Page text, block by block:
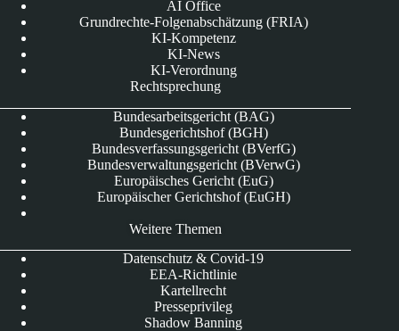
AI Office
Grundrechte-Folgenabschätzung (FRIA)
KI-Kompetenz
KI-News
KI-Verordnung
Rechtsprechung
Bundesarbeitsgericht (BAG)
Bundesgerichtshof (BGH)
Bundesverfassungsgericht (BVerfG)
Bundesverwaltungsgericht (BVerwG)
Europäisches Gericht (EuG)
Europäischer Gerichtshof (EuGH)
Weitere Themen
Datenschutz & Covid-19
EEA-Richtlinie
Kartellrecht
Presseprivileg
Shadow Banning